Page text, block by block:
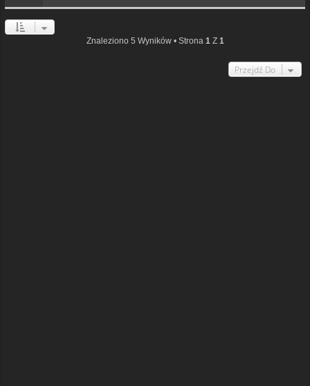
Znaleziono 5 Wyników • Strona 1 Z 1
Przejdź Do